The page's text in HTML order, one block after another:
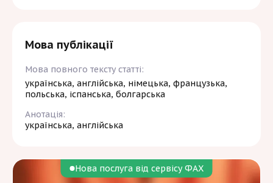
Мова публікації
Мова повного тексту статті:
українська, англійська, німецька, французька,
польська, іспанська, болгарська
Анотація:
українська, англійська
Нова послуга від сервісу ФАХ